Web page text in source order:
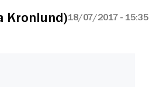
Kronlund)18/07/2017 - 15:35